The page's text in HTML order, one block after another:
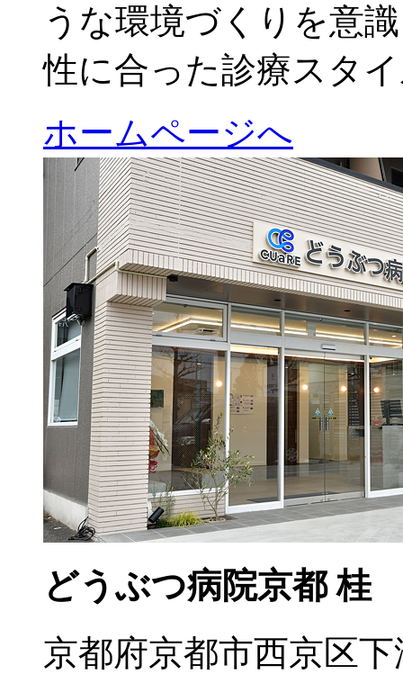
うな環境づくりを意
性に合った診療スタ
ホームページへ
どうぶつ病院京都 桂
京都府京都市西京区